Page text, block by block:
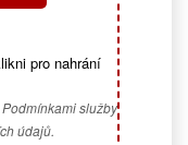
pro nahrání
služby
údajů.